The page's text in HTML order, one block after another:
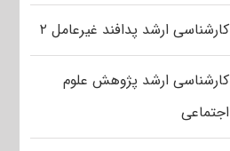
کارشناسی ارشد پدافند غیرعامل ۲
کارشناسی ارشد پژوهش علوم
اجتماعی